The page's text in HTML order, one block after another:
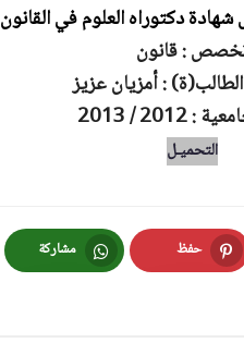
دكتوراه العلوم في القانون
: قانون
: أمزيان عزيز
2012 / 2013
التحميـل
حفظ
Pinterest
مشاركة
Whatsapp